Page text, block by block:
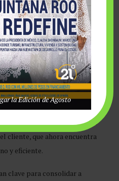
reafirma su posicionamiento
por su propuesta
servicio y ambiente familiar.
misma zona —justo al lado de
base, responde también a
cliente, que ahora encuentra
y eficiente.
clave para consolidar a
la Edición de Agosto